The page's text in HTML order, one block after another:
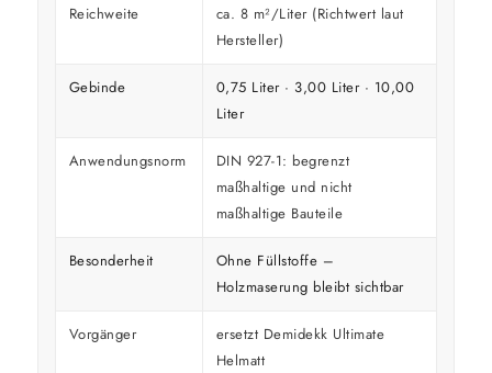
Reichweite
ca. 8 m²/Liter (Richtwert laut
Hersteller)
Gebinde
0,75 Liter · 3,00 Liter · 10,00
Liter
Anwendungsnorm
DIN 927-1: begrenzt
maßhaltige und nicht
maßhaltige Bauteile
Besonderheit
Ohne Füllstoffe –
Holzmaserung bleibt sichtbar
Vorgänger
ersetzt Demidekk Ultimate
Helmatt